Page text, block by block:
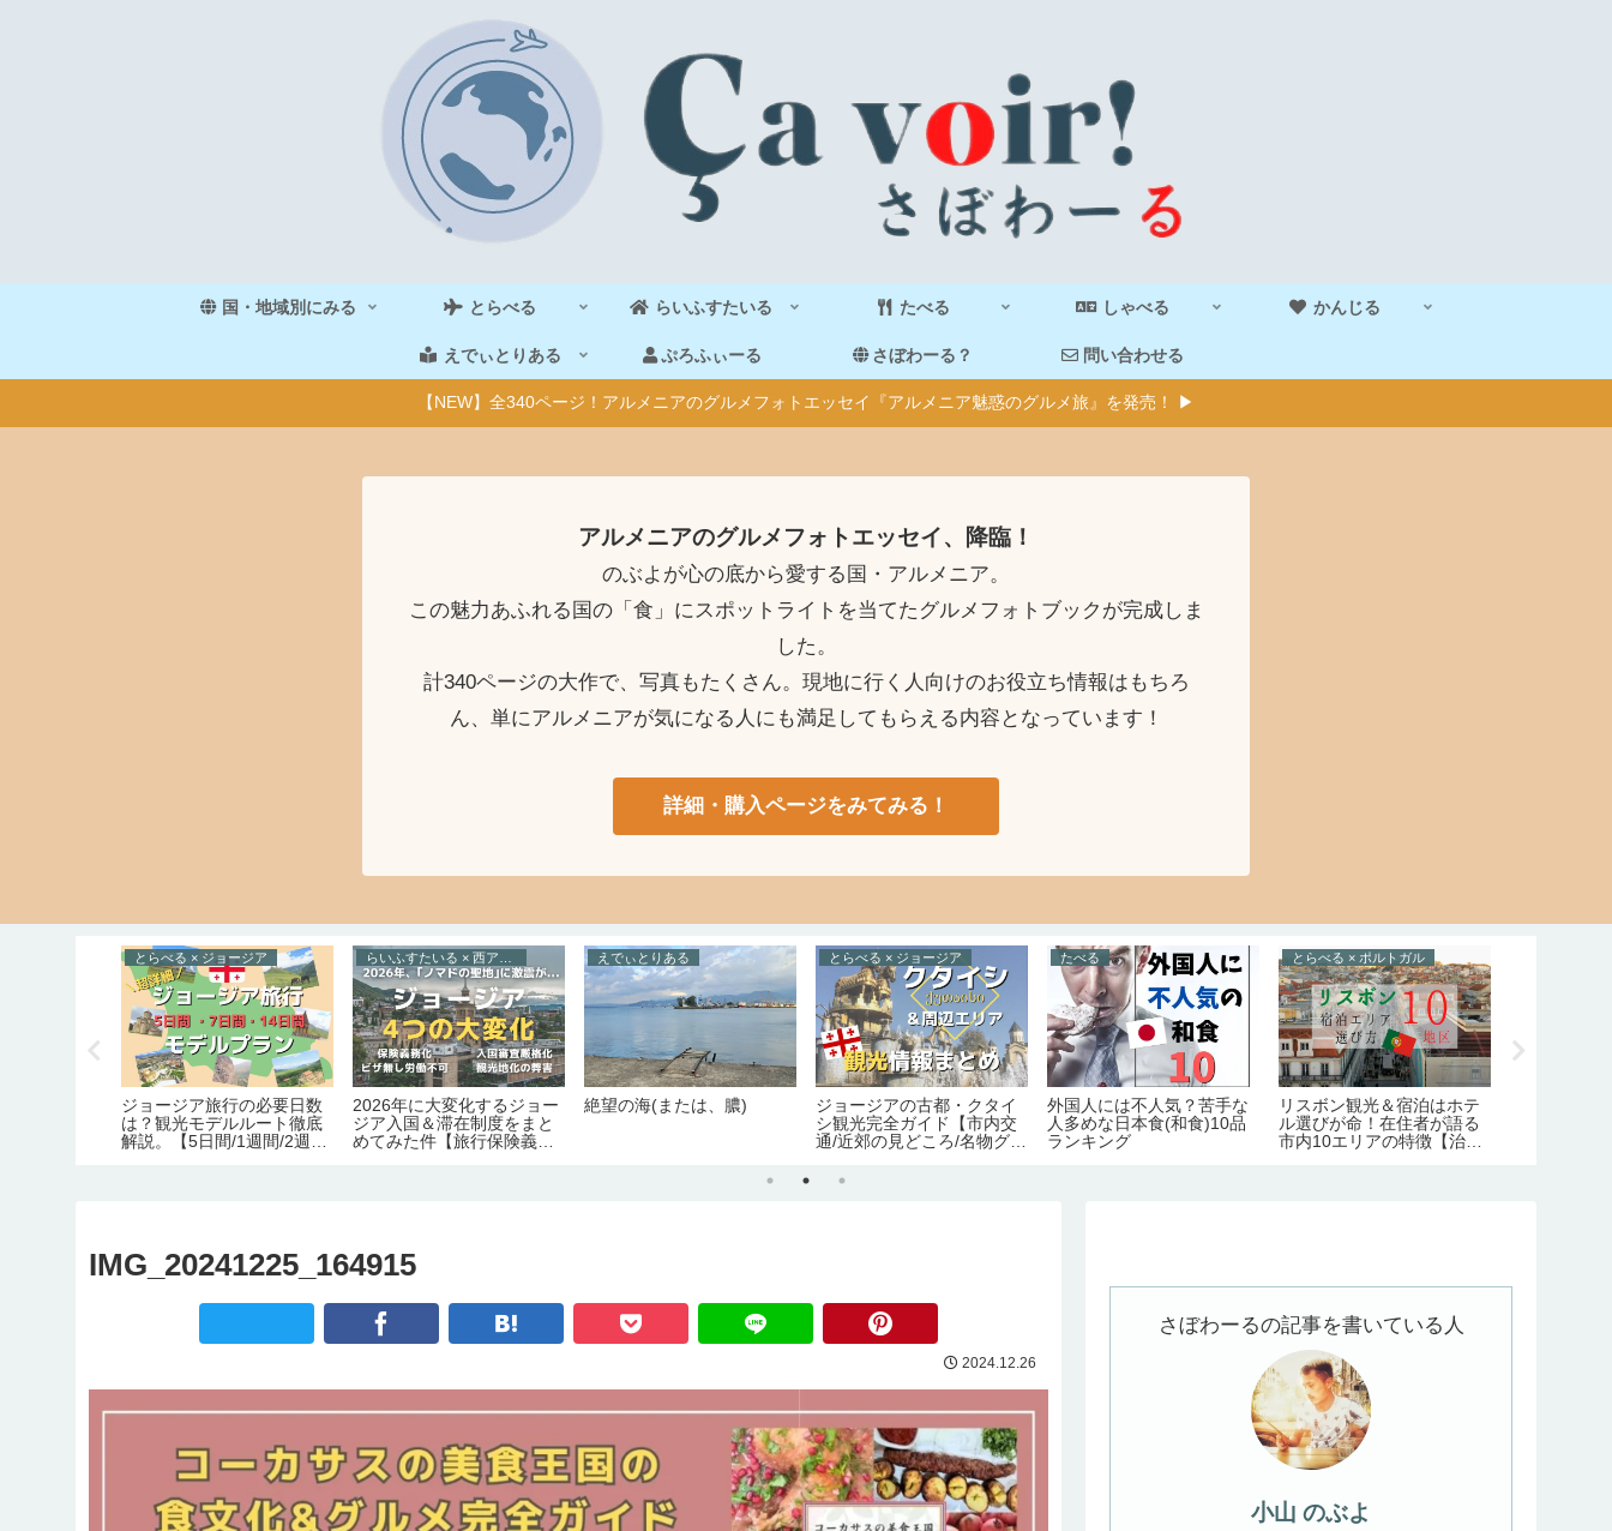
国・地域別にみる とらべる らいふすたいる たべる しゃべる かんじる
えでぃとりある ぷろふぃーる さぼわーる？ 問い合わせる
【NEW】全340ページ！アルメニアのグルメフォトエッセイ『アルメニア魅惑のグルメ旅』を発売！ ▶
アルメニアのグルメフォトエッセイ、降臨！
のぶよが心の底から愛する国・アルメニア。
この魅力あふれる国の「食」にスポットライトを当てたグルメフォトブックが完成しま
した。
計340ページの大作で、写真もたくさん。現地に行く人向けのお役立ち情報はもちろ
ん、単にアルメニアが気になる人にも満足してもらえる内容となっています！
詳細・購入ページをみてみる！
とらべる × ジョージア
ジョージア旅行の必要日数
は？観光モデルルート徹底
解説。【5日間/1週間/2週
2026年に大変化するジョー
ジア入国＆滞在制度をまと
めてみた件【旅行保険義務
えでぃとりある
絶望の海(または、膿)
とらべる × ジョージア
ジョージアの古都・クタイ
シ観光完全ガイド【市内交
通/近郊の見どころ/名物グル
たべる
外国人には不人気？苦手な
人多めな日本食(和食)10品
ランキング
とらべる × ポルトガル
リスボン観光＆宿泊はホテ
ル選びが命！在住者が語る
市内10エリアの特徴【治
IMG_20241225_164915
2024.12.26
さぼわーるの記事を書いている人
小山 のぶよ